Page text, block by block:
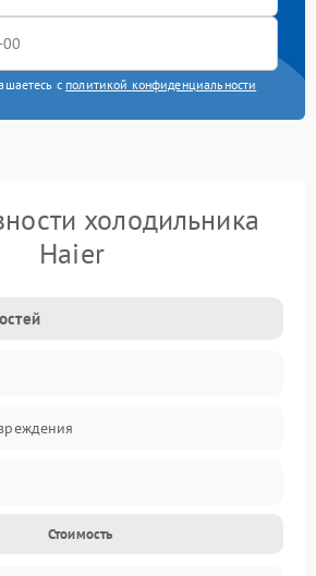
с политикой конфиденциальности
холодильника
Haier
Стоимость